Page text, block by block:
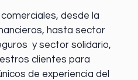
desde la
, hasta sector
y sector solidario,
clientes para
de experiencia del